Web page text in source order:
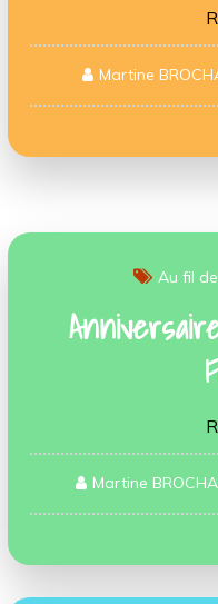
Martine
Au fil
Martine